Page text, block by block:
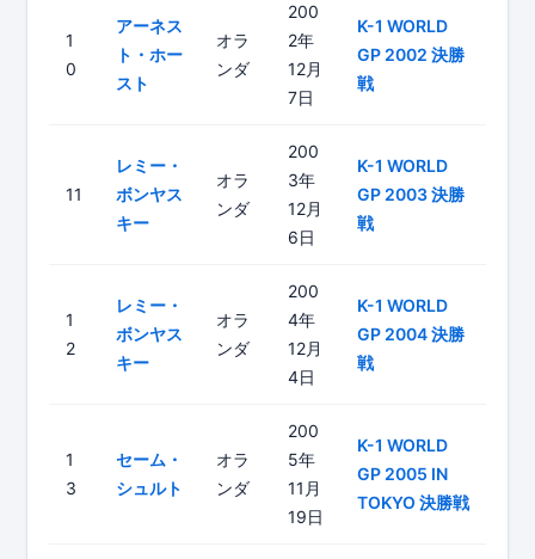
1
0
アーネス
ト・ホー
スト
オラ
ンダ
200
2年
12月
7日
K-1 WORLD
GP 2002 決勝
戦
11
レミー・
ボンヤス
キー
オラ
ンダ
200
3年
12月
6日
K-1 WORLD
GP 2003 決勝
戦
1
2
レミー・
ボンヤス
キー
オラ
ンダ
200
4年
12月
4日
K-1 WORLD
GP 2004 決勝
戦
1
3
セーム・
シュルト
オラ
ンダ
200
5年
11月
19日
K-1 WORLD
GP 2005 IN
TOKYO 決勝戦